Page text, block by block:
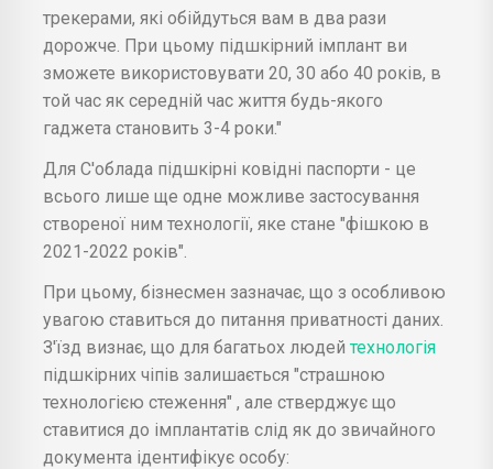
трекерами, які обійдуться вам в два рази
дорожче. При цьому підшкірний імплант ви
зможете використовувати 20, 30 або 40 років, в
той час як середній час життя будь-якого
гаджета становить 3-4 роки."
Для С'облада підшкірні ковідні паспорти - це
всього лише ще одне можливе застосування
створеної ним технології, яке стане "фішкою в
2021-2022 років".
При цьому, бізнесмен зазначає, що з особливою
увагою ставиться до питання приватності даних.
З'їзд визнає, що для багатьох людей технологія
підшкірних чіпів залишається "страшною
технологією стеження" , але стверджує що
ставитися до імплантатів слід як до звичайного
документа ідентифікує особу: